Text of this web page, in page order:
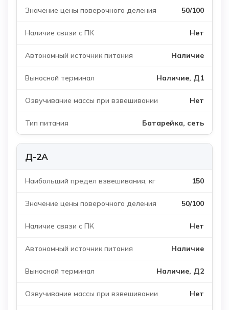
50/100
Нет
Наличие
Наличие, Д1
Нет
Батарейка, сеть
Д-2А
150
50/100
Нет
Наличие
Наличие, Д2
Нет